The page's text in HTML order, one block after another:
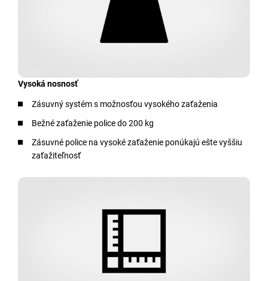
Vysoká nosnosť
Zásuvný systém s možnosťou vysokého zaťaženia
Bežné zaťaženie police do 200 kg
Zásuvné police na vysoké zaťaženie ponúkajú ešte vyššiu
zaťažiteľnosť